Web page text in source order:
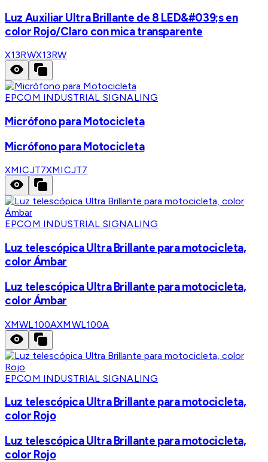
Luz Auxiliar Ultra Brillante de 8 LED&#039;s en
color Rojo/Claro con mica transparente
X13RWX13RW
EPCOM INDUSTRIAL SIGNALING
Micrófono para Motocicleta
Micrófono para Motocicleta
XMICJT7XMICJT7
EPCOM INDUSTRIAL SIGNALING
Luz telescópica Ultra Brillante para motocicleta,
color Ámbar
Luz telescópica Ultra Brillante para motocicleta,
color Ámbar
XMWL100AXMWL100A
EPCOM INDUSTRIAL SIGNALING
Luz telescópica Ultra Brillante para motocicleta,
color Rojo
Luz telescópica Ultra Brillante para motocicleta,
color Rojo